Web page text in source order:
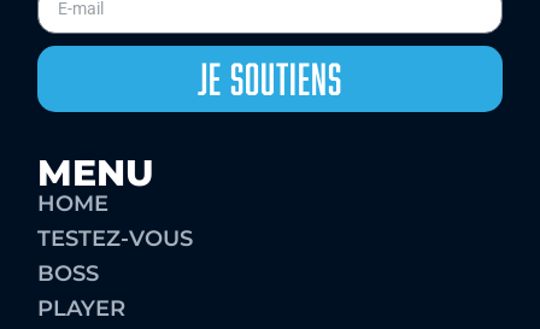
Je Soutiens
MENU
HOME
TESTEZ-VOUS
BOSS
PLAYER